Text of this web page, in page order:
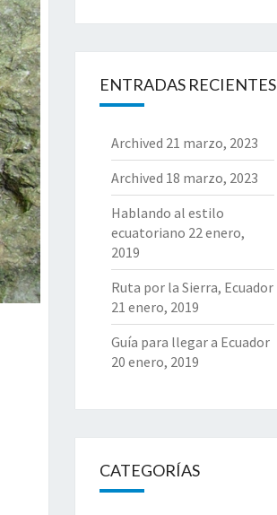
ENTRADAS RECIENTES
Archived 21 marzo, 2023
Archived 18 marzo, 2023
Hablando al estilo
ecuatoriano 22 enero,
2019
Ruta por la Sierra, Ecuador
21 enero, 2019
Guía para llegar a Ecuador
20 enero, 2019
CATEGORÍAS